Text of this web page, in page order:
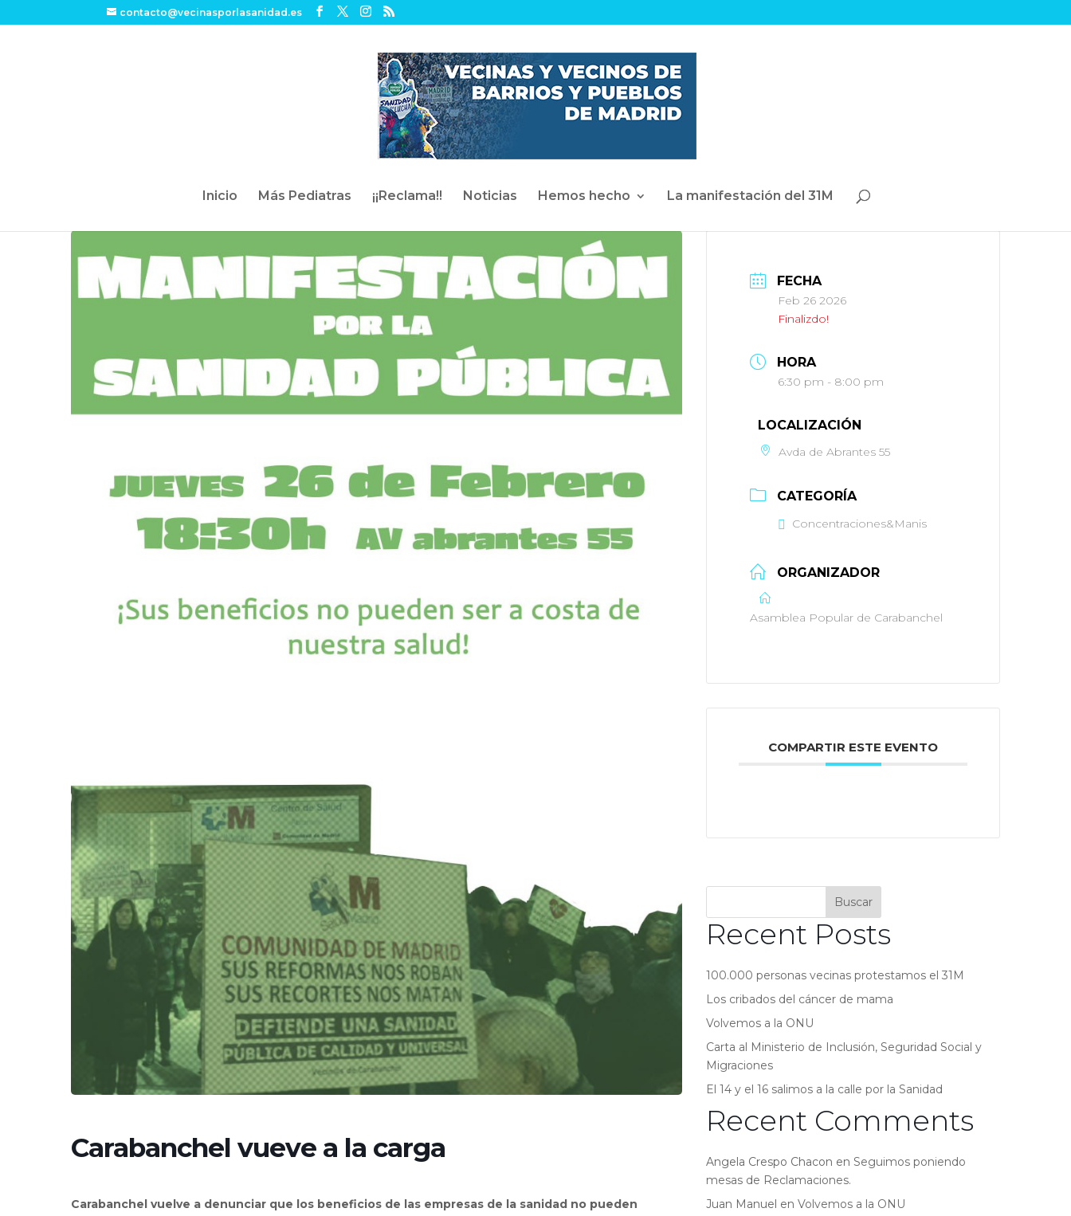
contacto@vecinasporlasanidad.es
Inicio Más Pediatras ¡¡Reclama!! Noticias Hemos hecho La manifestación del 31M
Carabanchel vueve a la carga
Carabanchel vuelve a denunciar que los beneficios de las empresas de la sanidad no pueden
FECHA
Feb 26 2026
Finalizdo!
HORA
6:30 pm - 8:00 pm
LOCALIZACIÓN
Avda de Abrantes 55
CATEGORÍA
Concentraciones&Manis
ORGANIZADOR
Asamblea Popular de Carabanchel
COMPARTIR ESTE EVENTO
Buscar
Recent Posts
100.000 personas vecinas protestamos el 31M
Los cribados del cáncer de mama
Volvemos a la ONU
Carta al Ministerio de Inclusión, Seguridad Social y
Migraciones
El 14 y el 16 salimos a la calle por la Sanidad
Recent Comments
Angela Crespo Chacon enSeguimos poniendo
mesas de Reclamaciones.
Juan Manuel enVolvemos a la ONU